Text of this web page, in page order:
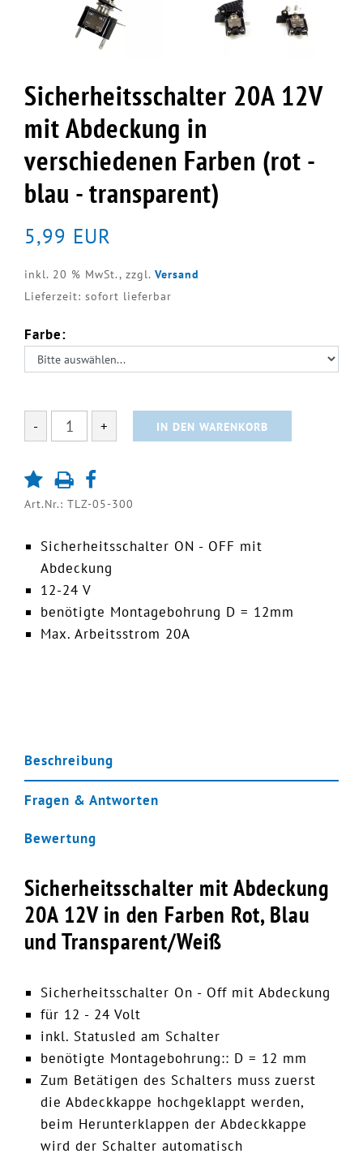
Sicherheitsschalter 20A 12V
mit Abdeckung in
verschiedenen Farben (rot -
blau - transparent)
5,99 EUR
inkl. 20 % MwSt., zzgl.Versand
Lieferzeit: sofort lieferbar
Farbe:
- + IN DEN WARENKORB
Art.Nr.: TLZ-05-300
Sicherheitsschalter ON - OFF mit
Abdeckung
12-24 V
benötigte Montagebohrung D = 12mm
Max. Arbeitsstrom 20A
Beschreibung
Fragen & Antworten
Bewertung
Sicherheitsschalter mit Abdeckung
20A 12V in den Farben Rot, Blau
und Transparent/Weiß
Sicherheitsschalter On - Off mit Abdeckung
für 12 - 24 Volt
inkl. Statusled am Schalter
benötigte Montagebohrung:: D = 12 mm
Zum Betätigen des Schalters muss zuerst
die Abdeckkappe hochgeklappt werden,
beim Herunterklappen der Abdeckkappe
wird der Schalter automatisch